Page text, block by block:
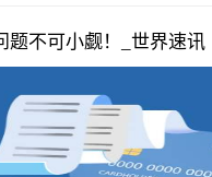
题不可小觑！_世界速讯